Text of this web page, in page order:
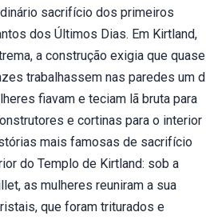
sacrifício dos primeiros
dos Últimos Dias. Em Kirtland,
a construção exigia que quase
trabalhassem nas paredes um
fiavam e teciam lã bruta para
e cortinas para o interior
mais famosas de sacrifício
do Templo de Kirtland: sob a
as mulheres reuniram a sua
que foram triturados e